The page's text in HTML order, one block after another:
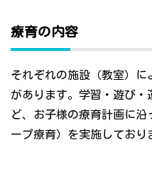
療育の内容
それぞれの施設（教室）に
があります。学習・遊び
ど、お子様の療育計画に
ープ療育）を実施しており